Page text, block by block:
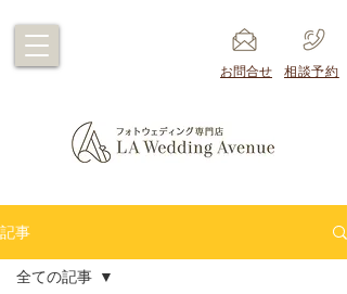
​お問合せ ​相談予約
記事
全ての記事